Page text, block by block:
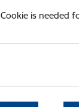
Cookie is needed